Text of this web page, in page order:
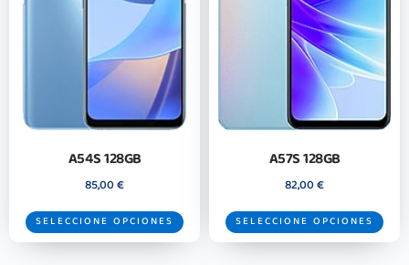
A54S 128GB
85,00€
SELECCIONE OPCIONES
A57S 128GB
82,00€
SELECCIONE OPCIONES